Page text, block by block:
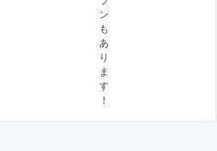
ン
も
あ
り
ま
す
！